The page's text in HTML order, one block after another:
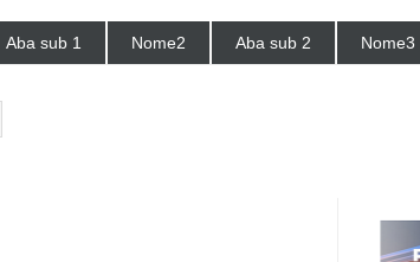
Aba sub 1 Nome2 Aba sub 2 Nome3